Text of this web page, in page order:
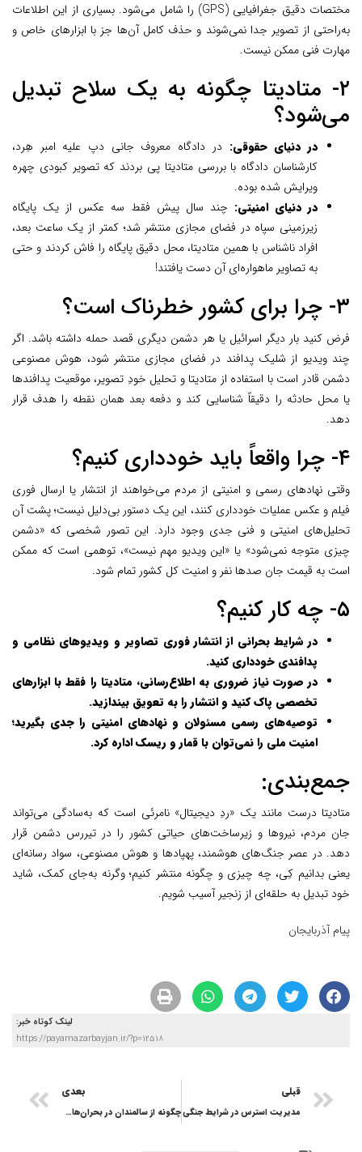
مختصات دقیق جغرافیایی (GPS) را شامل می‌شود. بسیاری از این اطلاعات
به‌راحتی از تصویر جدا نمی‌شوند و حذف کامل آن‌ها جز با ابزارهای خاص و
مهارت فنی ممکن نیست.
۲- متادیتا چگونه به یک سلاح تبدیل
می‌شود؟
در دنیای حقوقی: در دادگاه معروف جانی دپ علیه امبر هِرد،
کارشناسان دادگاه با بررسی متادیتا پی بردند که تصویر کبودی چهره
ویرایش شده بوده.
در دنیای امنیتی: چند سال پیش فقط سه عکس از یک پایگاه
زیرزمینی سپاه در فضای مجازی منتشر شد؛ کمتر از یک ساعت بعد،
افراد ناشناس با همین متادیتا، محل دقیق پایگاه را فاش کردند و حتی
به تصاویر ماهواره‌ای آن دست یافتند!
۳- چرا برای کشور خطرناک است؟
فرض کنید بار دیگر اسرائیل یا هر دشمن دیگری قصد حمله داشته باشد. اگر
چند ویدیو از شلیک پدافند در فضای مجازی منتشر شود، هوش مصنوعی
دشمن قادر است با استفاده از متادیتا و تحلیل خودِ تصویر، موقعیت پدافندها
یا محل حادثه را دقیقاً شناسایی کند و دفعه بعد همان نقطه را هدف قرار
دهد.
۴- چرا واقعاً باید خودداری کنیم؟
وقتی نهادهای رسمی و امنیتی از مردم می‌خواهند از انتشار یا ارسال فوری
فیلم و عکس عملیات خودداری کنند، این یک دستور بی‌دلیل نیست؛ پشت آن
تحلیل‌های امنیتی و فنی جدی وجود دارد. این تصور شخصی که «دشمن
چیزی متوجه نمی‌شود» یا «این ویدیو مهم نیست»، توهمی است که ممکن
است به قیمت جان صدها نفر و امنیت کل کشور تمام شود.
۵- چه کار کنیم؟
در شرایط بحرانی از انتشار فوری تصاویر و ویدیوهای نظامی و
پدافندی خودداری کنید.
در صورت نیاز ضروری به اطلاع‌رسانی، متادیتا را فقط با ابزارهای
تخصصی پاک کنید و انتشار را به تعویق بیندازید.
توصیه‌های رسمی مسئولان و نهادهای امنیتی را جدی بگیرید؛
امنیت ملی را نمی‌توان با قمار و ریسک اداره کرد.
جمع‌بندی:
متادیتا درست مانند یک «ردِ دیجیتال» نا‌مرئی است که به‌سادگی می‌تواند
جان مردم، نیروها و زیرساخت‌های حیاتی کشور را در تیررس دشمن قرار
دهد. در عصر جنگ‌های هوشمند، پهپادها و هوش ‌مصنوعی، سواد رسانه‌ای
یعنی بدانیم کِی، چه چیزی و چگونه منتشر کنیم؛ وگرنه به‌جای کمک، شاید
خود تبدیل به حلقه‌ای از زنجیر آسیب شویم.
پیام آذربایجان
لینک کوتاه خبر:
https://payamazarbayjan.ir/?p=12518
قبلی
مدیریت استرس در شرایط جنگی
بعدی
چگونه از سالمندان در بحران‌های اجتماعی مراقبت کنیم؟